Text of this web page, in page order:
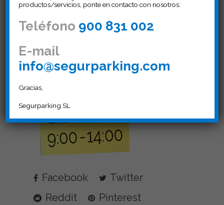
31 JULIO, 2019
Facebook
Twitter
Reddit
Pinterest
productos/servicios, ponte en contacto con nosotros:
Teléfono 900 831 002
E-mail
info@segurparking.com
Gracias,
Segurparking SL